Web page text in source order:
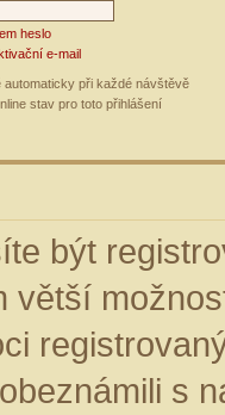
heslo
e-mail
automaticky při každé návštěvě
stav pro toto přihlášení
být
větší
s